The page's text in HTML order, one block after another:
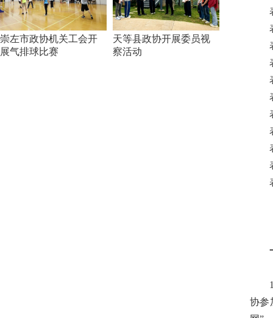
崇左市政协机关工会开
展气排球比赛
天等县政协开展委员视
察活动
表
表
表
表
表
表
表
表
表
表
表
一
1.
协参